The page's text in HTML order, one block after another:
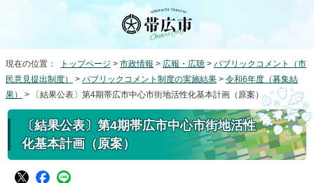
現在の位置： トップページ > 市政情報 > 広報・広聴 > パブリックコメント（市
民意見提出制度）
> パブリックコメント制度の実施結果 > 令和6年度（募集結
果）
> 〔結果公表〕第4期帯広市中心市街地活性化基本計画（原案）
〔結果公表〕第4期帯広市中心市街地活性
化基本計画（原案）